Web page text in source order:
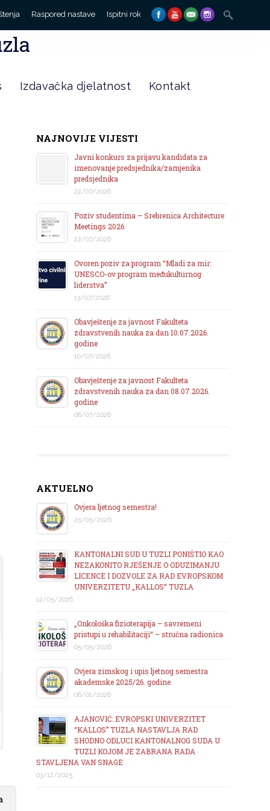
Raspored nastave Ispitni rok
Search
for:
Izdavačka djelatnost Kontakt
NAJNOVIJE VIJESTI
Javni konkurs za prijavu kandidata za
imenovanje predsjednika/zamjenika
predsjednika
22/07/2026
Poziv studentima – Srebrenica Architecture
Meetings 2026
22/07/2026
Ovoren poziv za program “Mladi za mir:
UNESCO-ov program međukulturnog
liderstva”
13/07/2026
Obavještenje za javnost Fakulteta
zdravstvenih nauka za dan 10.07.2026.
godine
10/07/2026
Obavještenje za javnost Fakulteta
zdravstvenih nauka za dan 08.07.2026.
godine
08/07/2026
AKTUELNO
Ovjera ljetnog semestra!
25/05/2026
KANTONALNI SUD U TUZLI PONIŠTIO KAO
NEZAKONITO RJEŠENJE O ODUZIMANJU
LICENCE I DOZVOLE ZA RAD EVROPSKOM
UNIVERZITETU „KALLOS“ TUZLA
12/05/2026
„Onkološka fizioterapija – savremeni
pristupi u rehabilitaciji“ – stručna radionica
05/05/2026
Ovjera zimskog i upis ljetnog semestra
akademske 2025/26. godine
06/01/2026
AJANOVIĆ: EVROPSKI UNIVERZITET
“KALLOS” TUZLA NASTAVLJA RAD
SHODNO ODLUCI KANTONALNOG SUDA U
TUZLI KOJOM JE ZABRANA RADA
STAVLJENA VAN SNAGE
03/12/2025